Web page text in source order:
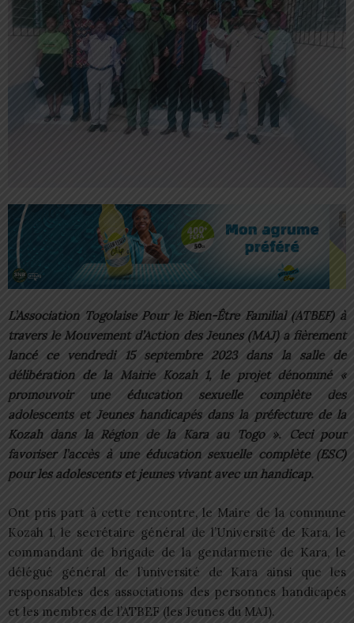
L’Association Togolaise Pour le Bien-Être Familial (ATBEF) à
travers le Mouvement d’Action des Jeunes (MAJ) a fièrement
lancé ce vendredi 15 septembre 2023 dans la salle de
délibération de la Mairie Kozah 1, le projet dénommé «
promouvoir une éducation sexuelle complète des
adolescents et Jeunes handicapés dans la préfecture de la
Kozah dans la Région de la Kara au Togo ». Ceci pour
favoriser l’accès à une éducation sexuelle complète (ESC)
pour les adolescents et jeunes vivant avec un handicap.
Ont pris part à cette rencontre, le Maire de la commune
Kozah 1, le secrétaire général de l’Université de Kara, le
commandant de brigade de la gendarmerie de Kara, le
délégué général de l’université de Kara ainsi que les
responsables des associations des personnes handicapés
et les membres de l’ATBEF (les Jeunes du MAJ).